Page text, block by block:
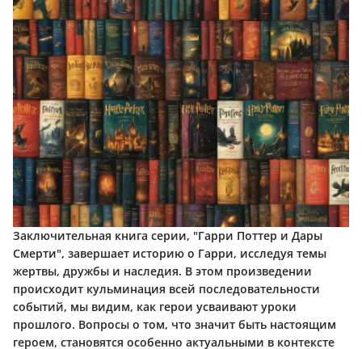
Заключительная книга серии, "Гарри Поттер и Дары
Смерти", завершает историю о Гарри, исследуя темы
жертвы, дружбы и наследия. В этом произведении
происходит кульминация всей последовательности
событий, мы видим, как герои усваивают уроки
прошлого. Вопросы о том, что значит быть настоящим
героем, становятся особенно актуальными в контексте